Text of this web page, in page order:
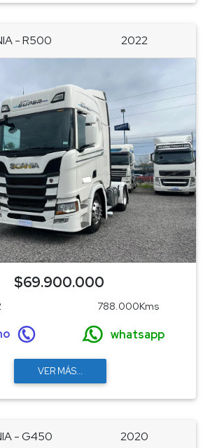
- R500 2022
$69.900.000
788.000Kms
whatsapp
VER MÁS...
- G450 2020